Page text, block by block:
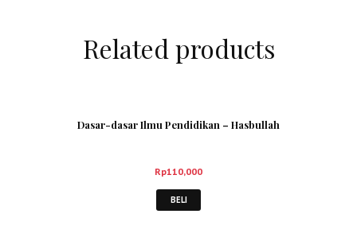
Related products
Dasar-dasar Ilmu Pendidikan – Hasbullah
Rp110,000
BELI